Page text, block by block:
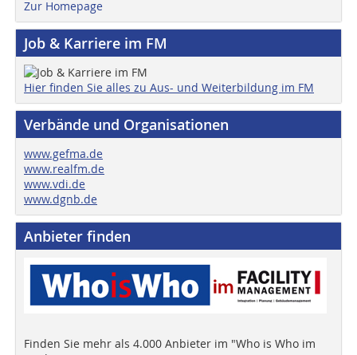
Zur Homepage
Job & Karriere im FM
Hier finden Sie alles zu Aus- und Weiterbildung im FM
Verbände und Organisationen
www.gefma.de
www.realfm.de
www.vdi.de
www.dgnb.de
Anbieter finden
Finden Sie mehr als 4.000 Anbieter im "Who is Who im